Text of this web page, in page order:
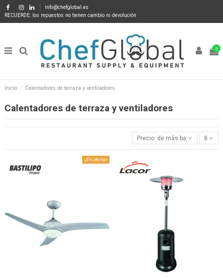
info@chefglobal.es
RECUERDE: los repuestos no tienen cambio ni devolución
0
Inicio Calentadores de terraza y ventiladores
Calentadores de terraza y ventiladores
Precio: de más bajo a más alto
8
¡En oferta!